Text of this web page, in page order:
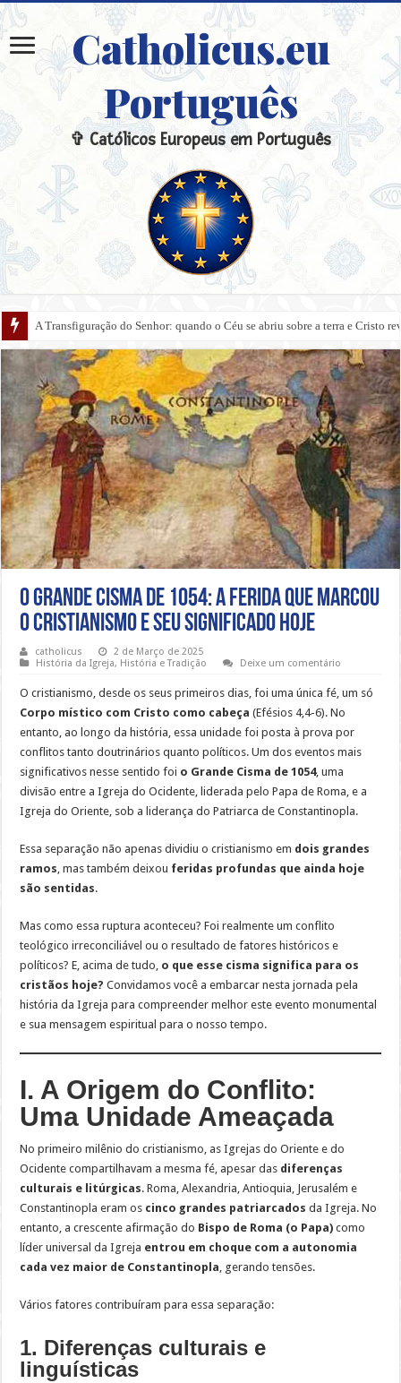
Catholicus.eu
Português
✞ Católicos Europeus em Português
A Transfiguração do Senhor: quando o Céu se abriu sobre a terra e Cristo
O Grande Cisma de 1054: A Ferida que Marcou
o Cristianismo e Seu Significado Hoje
catholicus
2 de Março de 2025
História da Igreja, História e Tradição Deixe um comentário
O cristianismo, desde os seus primeiros dias, foi uma única fé, um só
Corpo místico com Cristo como cabeça (Efésios 4,4-6). No
entanto, ao longo da história, essa unidade foi posta à prova por
conflitos tanto doutrinários quanto políticos. Um dos eventos mais
significativos nesse sentido foi o Grande Cisma de 1054, uma
divisão entre a Igreja do Ocidente, liderada pelo Papa de Roma, e a
Igreja do Oriente, sob a liderança do Patriarca de Constantinopla.
Essa separação não apenas dividiu o cristianismo em dois grandes
ramos, mas também deixou feridas profundas que ainda hoje
são sentidas.
Mas como essa ruptura aconteceu? Foi realmente um conflito
teológico irreconciliável ou o resultado de fatores históricos e
políticos? E, acima de tudo, o que esse cisma significa para os
cristãos hoje? Convidamos você a embarcar nesta jornada pela
história da Igreja para compreender melhor este evento monumental
e sua mensagem espiritual para o nosso tempo.
I. A Origem do Conflito:
Uma Unidade Ameaçada
No primeiro milênio do cristianismo, as Igrejas do Oriente e do
Ocidente compartilhavam a mesma fé, apesar das diferenças
culturais e litúrgicas. Roma, Alexandria, Antioquia, Jerusalém e
Constantinopla eram os cinco grandes patriarcados da Igreja. No
entanto, a crescente afirmação do Bispo de Roma (o Papa) como
líder universal da Igreja entrou em choque com a autonomia
cada vez maior de Constantinopla, gerando tensões.
Vários fatores contribuíram para essa separação:
1. Diferenças culturais e
linguísticas